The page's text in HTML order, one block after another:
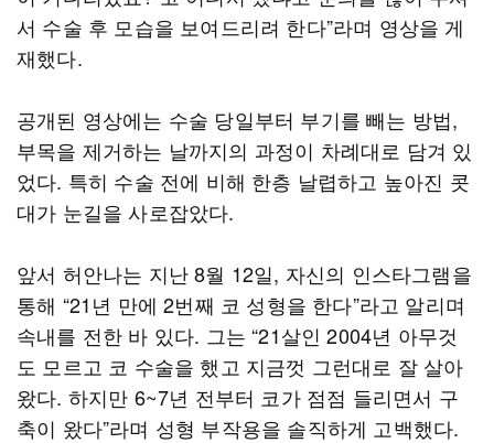
서 수술 후 모습을 보여드리려 한다”라며 영상을 게
재했다.
공개된 영상에는 수술 당일부터 부기를 빼는 방법,
부목을 제거하는 날까지의 과정이 차례대로 담겨 있
었다. 특히 수술 전에 비해 한층 날렵하고 높아진 콧
대가 눈길을 사로잡았다.
앞서 허안나는 지난 8월 12일, 자신의 인스타그램을
통해 “21년 만에 2번째 코 성형을 한다”라고 알리며
속내를 전한 바 있다. 그는 “21살인 2004년 아무것
도 모르고 코 수술을 했고 지금껏 그런대로 잘 살아
왔다. 하지만 6~7년 전부터 코가 점점 들리면서 구
축이 왔다”라며 성형 부작용을 솔직하게 고백했다.